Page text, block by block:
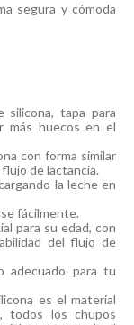
segura y cómoda
tapa para
más huecos en el
con forma similar
de lactancia.
la leche en
fácilmente.
para su edad, con
del flujo de
adecuado para tu
es el material
todos los chupos